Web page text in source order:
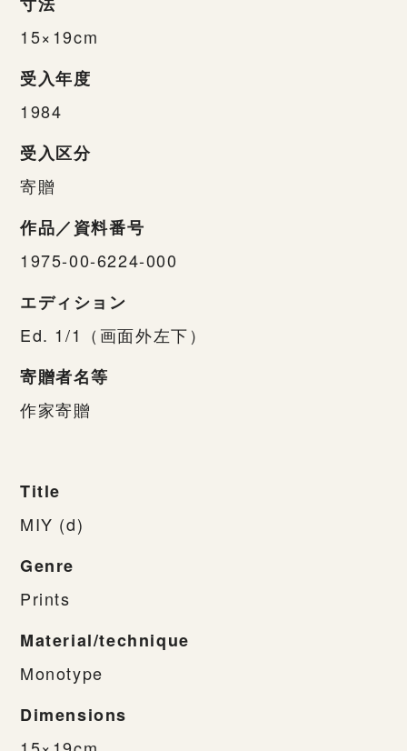
15×19cm
受入年度
1984
受入区分
寄贈
作品／資料番号
1975-00-6224-000
エディション
Ed. 1/1（画面外左下）
寄贈者名等
作家寄贈
Title
MIY (d)
Genre
Prints
Material/technique
Monotype
Dimensions